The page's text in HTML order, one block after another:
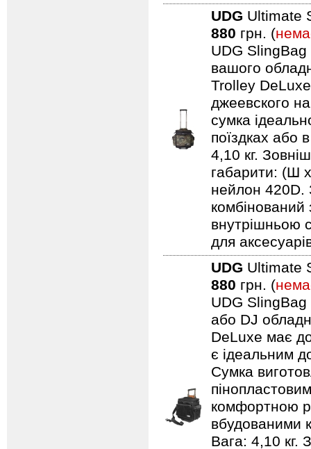
UDG Ultimate
880 грн. (
UDG SlingBag
вашого
Trolley DeLuxe
джеевского
сумка
поїздках або
4,10 кг.
габарити: (Ш
нейлон 420D.
внутрішньою
для
UDG Ultimate
880 грн. (
UDG
або DJ
DeLuxe має
є ідеальним
Сумка
комфортною
вбудованими
Вага: 4,10 кг.